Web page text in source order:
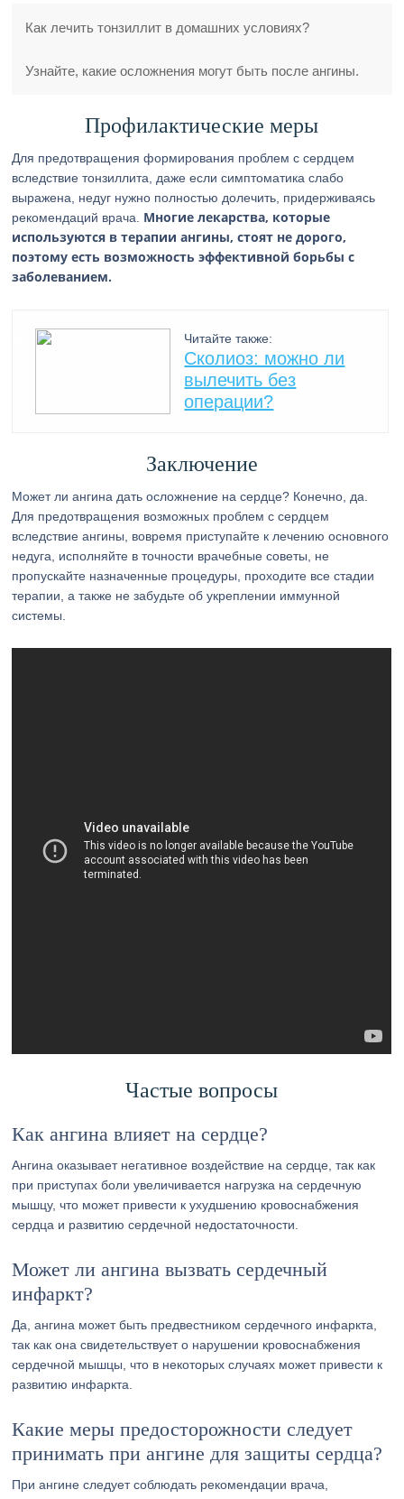
Как лечить тонзиллит в домашних условиях?
Узнайте, какие осложнения могут быть после ангины.
Профилактические меры
Для предотвращения формирования проблем с сердцем
вследствие тонзиллита, даже если симптоматика слабо
выражена, недуг нужно полностью долечить, придерживаясь
рекомендаций врача. Многие лекарства, которые
используются в терапии ангины, стоят не дорого,
поэтому есть возможность эффективной борьбы с
заболеванием.
Читайте также:
Сколиоз: можно ли
вылечить без
операции?
Заключение
Может ли ангина дать осложнение на сердце? Конечно, да.
Для предотвращения возможных проблем с сердцем
вследствие ангины, вовремя приступайте к лечению основного
недуга, исполняйте в точности врачебные советы, не
пропускайте назначенные процедуры, проходите все стадии
терапии, а также не забудьте об укреплении иммунной
системы.
Частые вопросы
Как ангина влияет на сердце?
Ангина оказывает негативное воздействие на сердце, так как
при приступах боли увеличивается нагрузка на сердечную
мышцу, что может привести к ухудшению кровоснабжения
сердца и развитию сердечной недостаточности.
Может ли ангина вызвать сердечный
инфаркт?
Да, ангина может быть предвестником сердечного инфаркта,
так как она свидетельствует о нарушении кровоснабжения
сердечной мышцы, что в некоторых случаях может привести к
развитию инфаркта.
Какие меры предосторожности следует
принимать при ангине для защиты сердца?
При ангине следует соблюдать рекомендации врача,